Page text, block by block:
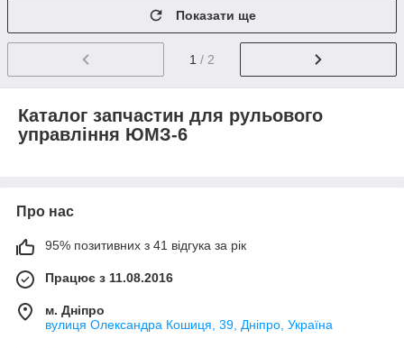
Показати ще
1 / 2
Каталог запчастин для рульового
управління ЮМЗ-6
Про нас
95% позитивних з 41 відгука за рік
Працює з 11.08.2016
м. Дніпро
вулиця Олександра Кошиця, 39, Дніпро, Україна